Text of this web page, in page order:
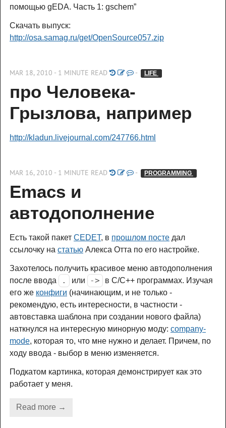
помощью gEDA. Часть 1: gschem”
Скачать выпуск:
http://osa.samag.ru/get/OpenSource057.zip
MAR 18, 2010 - 1 MINUTE READ - LIFE
про Человека-
Грызлова, например
http://kladun.livejournal.com/247766.html
MAR 16, 2010 - 1 MINUTE READ - PROGRAMMING
Emacs и
автодополнение
Есть такой пакет CEDET, в прошлом посте дал
ссылочку на статью Алекса Отта по его настройке.
Захотелось получить красивое меню автодополнения
после ввода
. или ->
в C/C++ программах. Изучая
его же конфиги (начинающим, и не только -
рекомендую, есть интересности, в частности -
автовставка шаблона при создании нового файла)
наткнулся на интересную минорную моду: company-
mode, которая то, что мне нужно и делает. Причем, по
ходу ввода - выбор в меню изменяется.
Подкатом картинка, которая демонстрирует как это
работает у меня.
Read more →